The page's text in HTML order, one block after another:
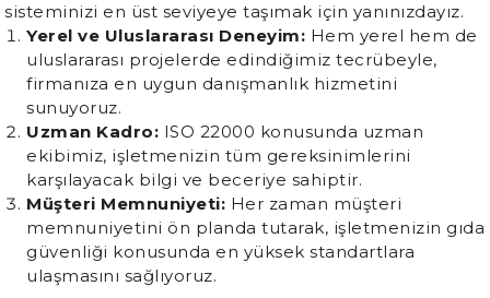
sisteminizi en üst seviyeye taşımak için yanınızdayız.
Yerel ve Uluslararası Deneyim: Hem yerel hem de
uluslararası projelerde edindiğimiz tecrübeyle,
firmanıza en uygun danışmanlık hizmetini
sunuyoruz.
Uzman Kadro: ISO 22000 konusunda uzman
ekibimiz, işletmenizin tüm gereksinimlerini
karşılayacak bilgi ve beceriye sahiptir.
Müşteri Memnuniyeti: Her zaman müşteri
memnuniyetini ön planda tutarak, işletmenizin gıda
güvenliği konusunda en yüksek standartlara
ulaşmasını sağlıyoruz.